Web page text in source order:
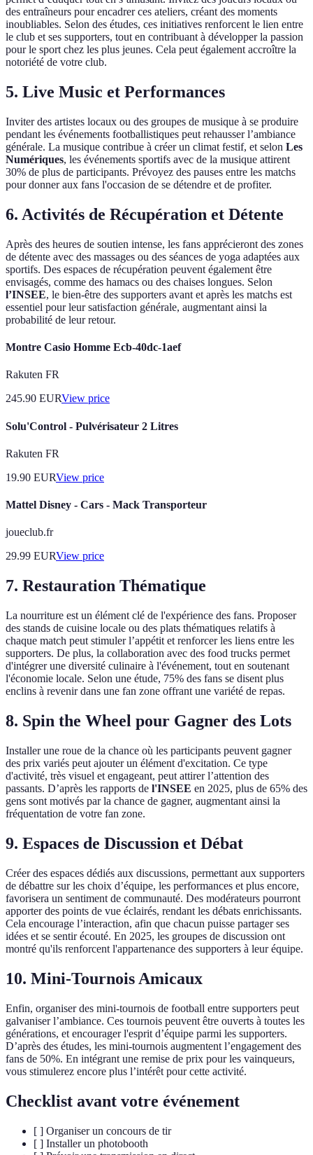
des entraîneurs pour encadrer ces ateliers, créant des moments
inoubliables. Selon des études, ces initiatives renforcent le lien entre
le club et ses supporters, tout en contribuant à développer la passion
pour le sport chez les plus jeunes. Cela peut également accroître la
notoriété de votre club.
5. Live Music et Performances
Inviter des artistes locaux ou des groupes de musique à se produire
pendant les événements footballistiques peut rehausser l’ambiance
générale. La musique contribue à créer un climat festif, et selon Les
Numériques, les événements sportifs avec de la musique attirent
30% de plus de participants. Prévoyez des pauses entre les matchs
pour donner aux fans l'occasion de se détendre et de profiter.
6. Activités de Récupération et Détente
Après des heures de soutien intense, les fans apprécieront des zones
de détente avec des massages ou des séances de yoga adaptées aux
sportifs. Des espaces de récupération peuvent également être
envisagés, comme des hamacs ou des chaises longues. Selon
l’INSEE, le bien-être des supporters avant et après les matchs est
essentiel pour leur satisfaction générale, augmentant ainsi la
probabilité de leur retour.
Montre Casio Homme Ecb-40dc-1aef
Rakuten FR
245.90 EURView price
Solu'Control - Pulvérisateur 2 Litres
Rakuten FR
19.90 EURView price
Mattel Disney - Cars - Mack Transporteur
joueclub.fr
29.99 EURView price
7. Restauration Thématique
La nourriture est un élément clé de l'expérience des fans. Proposer
des stands de cuisine locale ou des plats thématiques relatifs à
chaque match peut stimuler l’appétit et renforcer les liens entre les
supporters. De plus, la collaboration avec des food trucks permet
d'intégrer une diversité culinaire à l'événement, tout en soutenant
l'économie locale. Selon une étude, 75% des fans se disent plus
enclins à revenir dans une fan zone offrant une variété de repas.
8. Spin the Wheel pour Gagner des Lots
Installer une roue de la chance où les participants peuvent gagner
des prix variés peut ajouter un élément d'excitation. Ce type
d'activité, très visuel et engageant, peut attirer l’attention des
passants. D’après les rapports de l'INSEE en 2025, plus de 65% des
gens sont motivés par la chance de gagner, augmentant ainsi la
fréquentation de votre fan zone.
9. Espaces de Discussion et Débat
Créer des espaces dédiés aux discussions, permettant aux supporters
de débattre sur les choix d’équipe, les performances et plus encore,
favorisera un sentiment de communauté. Des modérateurs pourront
apporter des points de vue éclairés, rendant les débats enrichissants.
Cela encourage l’interaction, afin que chacun puisse partager ses
idées et se sentir écouté. En 2025, les groupes de discussion ont
montré qu'ils renforcent l'appartenance des supporters à leur équipe.
10. Mini-Tournois Amicaux
Enfin, organiser des mini-tournois de football entre supporters peut
galvaniser l’ambiance. Ces tournois peuvent être ouverts à toutes les
générations, et encourager l'esprit d’équipe parmi les supporters.
D’après des études, les mini-tournois augmentent l’engagement des
fans de 50%. En intégrant une remise de prix pour les vainqueurs,
vous stimulerez encore plus l’intérêt pour cette activité.
Checklist avant votre événement
[ ] Organiser un concours de tir
[ ] Installer un photobooth